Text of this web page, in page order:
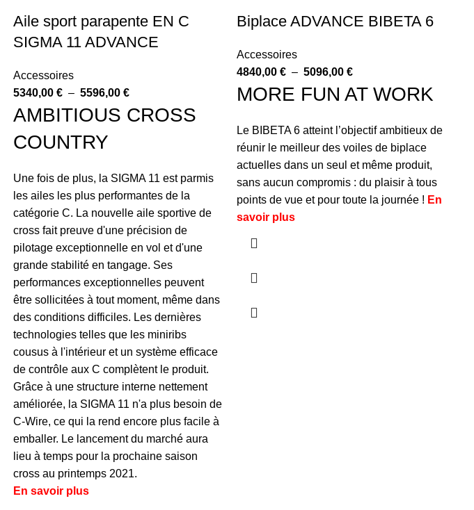
Aile sport parapente EN C
SIGMA 11 ADVANCE
Accessoires
5340,00 € – 5596,00 €
AMBITIOUS CROSS
COUNTRY
Une fois de plus, la SIGMA 11 est parmis
les ailes les plus performantes de la
catégorie C. La nouvelle aile sportive de
cross fait preuve d'une précision de
pilotage exceptionnelle en vol et d'une
grande stabilité en tangage. Ses
performances exceptionnelles peuvent
être sollicitées à tout moment, même dans
des conditions difficiles. Les dernières
technologies telles que les miniribs
cousus à l'intérieur et un système efficace
de contrôle aux C complètent le produit.
Grâce à une structure interne nettement
améliorée, la SIGMA 11 n'a plus besoin de
C-Wire, ce qui la rend encore plus facile à
emballer. Le lancement du marché aura
lieu à temps pour la prochaine saison
cross au printemps 2021.
En savoir plus
Biplace ADVANCE BIBETA 6
Accessoires
4840,00 € – 5096,00 €
MORE FUN AT WORK
Le BIBETA 6 atteint l’objectif ambitieux de
réunir le meilleur des voiles de biplace
actuelles dans un seul et même produit,
sans aucun compromis : du plaisir à tous
points de vue et pour toute la journée ! En
savoir plus